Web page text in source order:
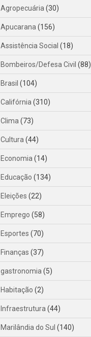
Agropecuária (30)
Apucarana (156)
Assistência Social (18)
Bombeiros/Defesa Civil (88)
Brasil (104)
Califórnia (310)
Clima (73)
Cultura (44)
Economia (14)
Educação (134)
Eleições (22)
Emprego (58)
Esportes (70)
Finanças (37)
gastronomia (5)
Habitação (2)
Infraestrutura (44)
Marilândia do Sul (140)